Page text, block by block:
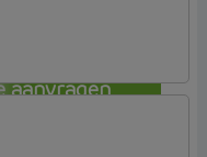
aanvragen